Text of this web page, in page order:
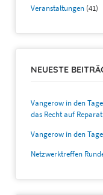
Veranstaltungen (41)
NEUESTE
Vangerow in den
das Recht auf
Vangerow in den
Netzwerktreffen